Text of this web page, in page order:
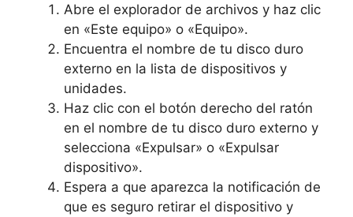
Abre el explorador de archivos y haz clic
en «Este equipo» o «Equipo».
Encuentra el nombre de tu disco duro
externo en la lista de dispositivos y
unidades.
Haz clic con el botón derecho del ratón
en el nombre de tu disco duro externo y
selecciona «Expulsar» o «Expulsar
dispositivo».
Espera a que aparezca la notificación de
que es seguro retirar el dispositivo y